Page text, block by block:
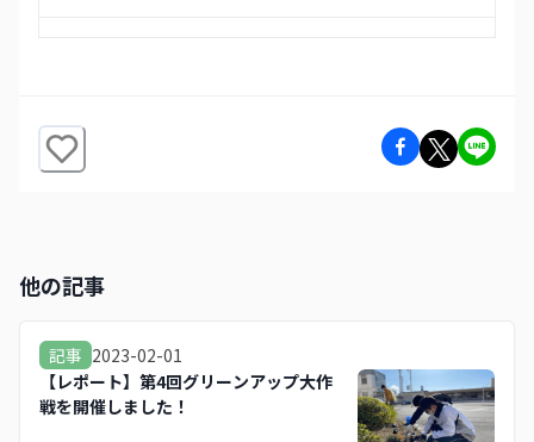
他の記事
記事 2023-02-01
【レポート】第4回グリーンアップ大作
戦を開催しました！